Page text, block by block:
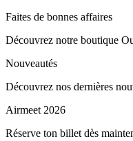
Faites de bonnes affaires
Découvrez notre boutique
Nouveautés
Découvrez nos dernières
Airmeet 2026
Réserve ton billet dès